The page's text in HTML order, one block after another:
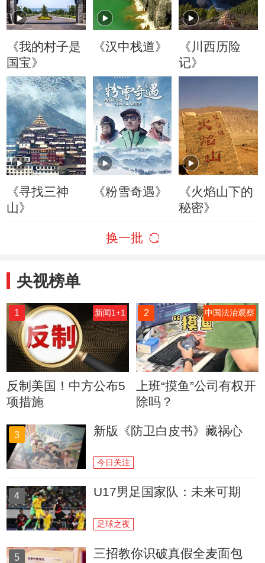
《我的村子是
国宝》
《汉中栈道》
《川西历险
记》
《寻找三神
山》
《粉雪奇遇》
《火焰山下的
秘密》
换一批
央视榜单
1 新闻1+1
反制美国！中方公布5
项措施
2 中国法治观察
上班“摸鱼”公司有权开
除吗？
3 新版《防卫白皮书》藏祸心
今日关注
4 U17男足国家队：未来可期
足球之夜
5 三招教你识破真假全麦面包